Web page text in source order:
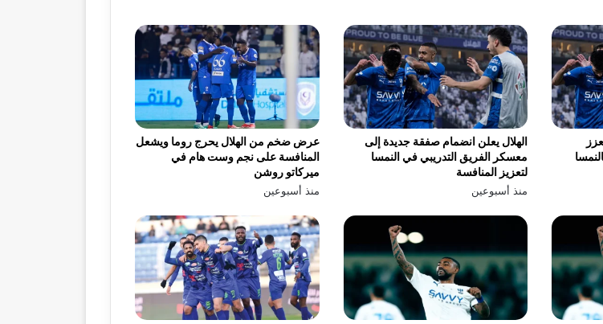
عرض ضخم من الهلال يحرج روما ويشعل
المنافسة على نجم وست هام في
ميركاتو روشن
منذ أسبوعين
الهلال يعلن انضمام صفقة جديدة إلى
معسكر الفريق التدريبي في النمسا
لتعزيز المنافسة
منذ أسبوعين